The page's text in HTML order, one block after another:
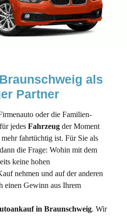
als
Partner
oder die Familien-
jedes Fahrzeug der Moment
fahrtüchtig ist. Für Sie als
die Frage: Wohin mit dem
keine hohen
nehmen und auf der anderen
einen Gewinn aus Ihrem
in Braunschweig. Wir